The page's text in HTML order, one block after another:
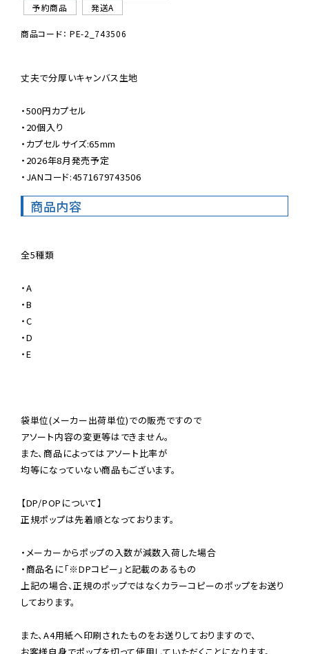
予約商品
発送A
商品コード： PE-2_743506
丈夫で分厚いキャンバス生地
・500円カプセル
・20個入り
・カプセルサイズ:65mm
・2026年8月発売予定
・JANコード:4571679743506
商品内容
全5種類
・A
・B
・C
・D
・E
袋単位(メーカー出荷単位)での販売ですので
アソート内容の変更等はできません。
また、商品によってはアソート比率が
均等になっていない商品もございます。
【DP/POPについて】
正規ポップは先着順となっております。
・メーカーからポップの入数が減数入荷した場合
・商品名に「※DPコピー」と記載のあるもの
上記の場合、正規のポップではなくカラーコピーのポップをお送り
しております。
また、A4用紙へ印刷されたものをお送りしておりますので、
お客様自身でポップを切って使用していただくことになります。